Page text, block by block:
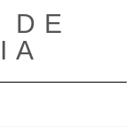
DE
de navegación